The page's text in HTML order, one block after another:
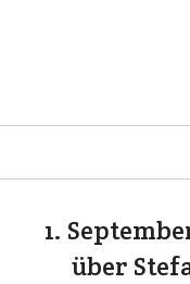
1.
über